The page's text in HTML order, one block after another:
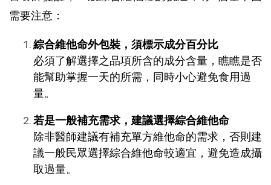
需要注意：
綜合維他命外包裝，須標示成分百分比
必須了解選擇之品項所含的成分含量，瞧瞧是否
能幫助掌握一天的所需，同時小心避免食用過
量。
若是一般補充需求，建議選擇綜合維他命
除非醫師建議有補充單方維他命的需求，否則建
議一般民眾選擇綜合維他命較適宜，避免造成攝
取過量。